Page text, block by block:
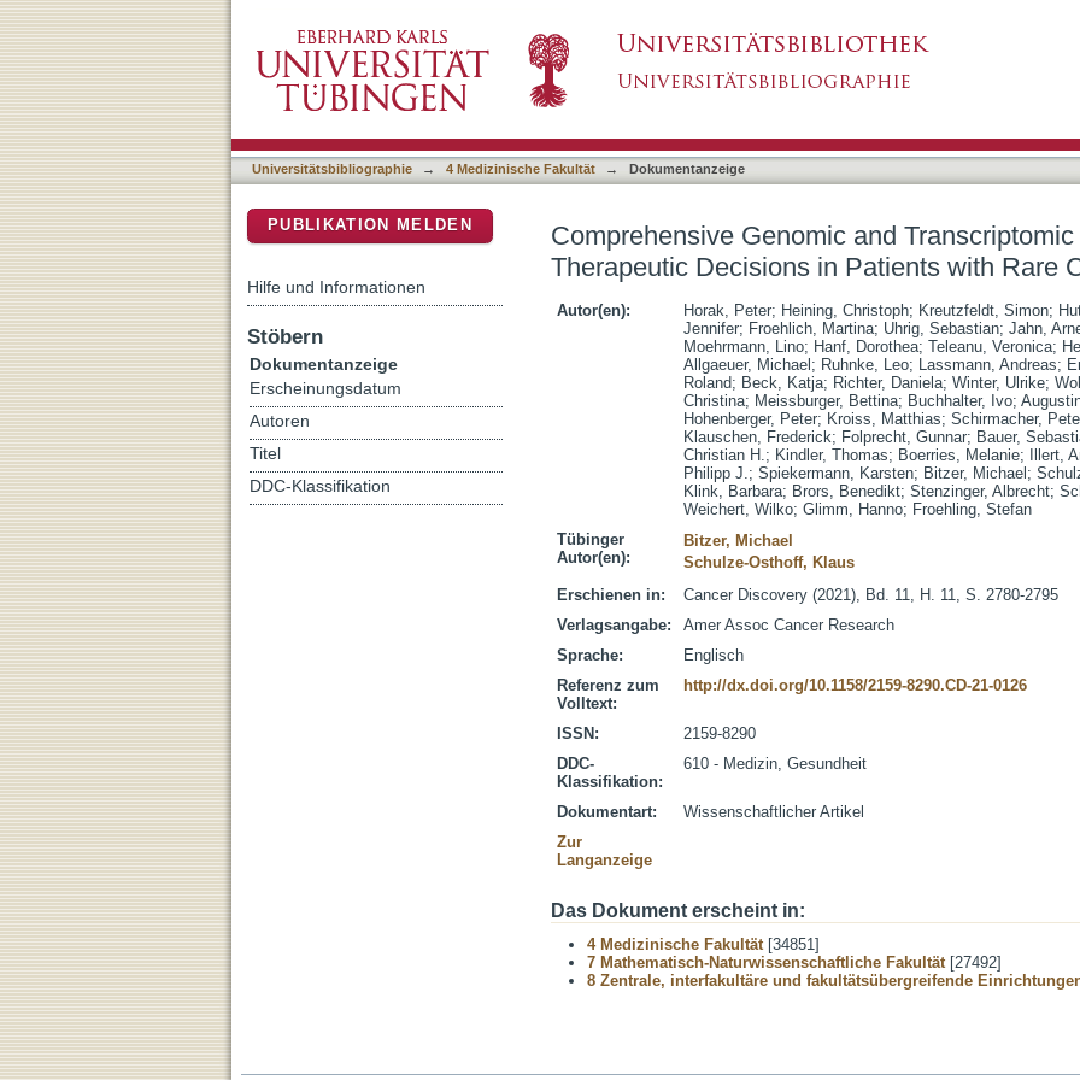
Patients with Rare Cancers
Universitätsbibliographie → 4 Medizinische Fakultät → Dokumentanzeige
Comprehensive Genomic and
Therapeutic Decisions in Patients with Rare
Autor(en): Horak, Peter; Heining, Christoph; Kreutzfeldt, Simon;
Jennifer; Froehlich, Martina; Uhrig, Sebastian; Jahn,
Moehrmann, Lino; Hanf, Dorothea; Teleanu, Veronica;
Allgaeuer, Michael ; Ruhnke, Leo; Lassmann, Andreas;
Roland; Beck, Katja; Richter, Daniela; Winter, Ulrike;
Christina; Meissburger, Bettina; Buchhalter, Ivo;
Hohenberger, Peter; Kroiss, Matthias; Schirmacher,
Klauschen, Frederick; Folprecht, Gunnar; Bauer,
Christian H.; Kindler, Thomas; Boerries, Melanie; Illert,
Philipp J.; Spiekermann, Karsten; Bitzer, Michael ;
Klink, Barbara; Brors, Benedikt; Stenzinger, Albrecht;
Weichert, Wilko; Glimm, Hanno; Froehling, Stefan
Tübinger
Autor(en):
Bitzer, Michael
Schulze-Osthoff, Klaus
Erschienen in:
Cancer Discovery (2021), Bd. 11, H. 11, S. 2780-2795
Verlagsangabe:
Amer Assoc Cancer Research
Sprache:
Englisch
Referenz zum
Volltext:
http://dx.doi.org/10.1158/2159-8290.CD-21-0126
ISSN:
2159-8290
DDC-
Klassifikation:
610 - Medizin, Gesundheit
Dokumentart:
Wissenschaftlicher Artikel
Zur
Langanzeige
Das Dokument erscheint in:
4 Medizinische Fakultät[34851]
7 Mathematisch-Naturwissenschaftliche Fakultät[27492]
8 Zentrale, interfakultäre und fakultätsübergreifende
PUBLIKATION MELDEN
Hilfe und Informationen
Stöbern
Dokumentanzeige
Erscheinungsdatum
Autoren
Titel
DDC-Klassifikation